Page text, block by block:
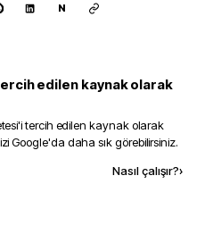
N
edilen kaynak olarak
'i tercih edilen kaynak olarak
Google'da daha sık görebilirsiniz.
Nasıl çalışır?›